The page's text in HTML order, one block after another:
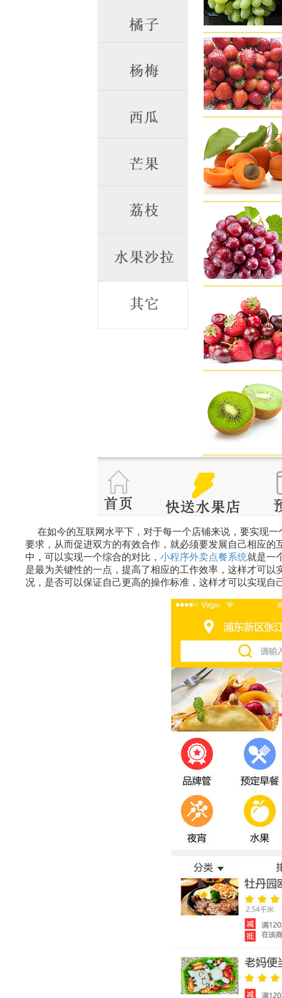
在如今的互联网水平下，对于每一个店铺来说，要实现一
要求，从而促进双方的有效合作，就必须要发展自己相应
中，可以实现一个综合的对比， 小程序外卖点餐系统就是一
是最为关键性的一点，提高了相应的工作效率，这样才可
况，是否可以保证自己更高的操作标准，这样才可以实现自